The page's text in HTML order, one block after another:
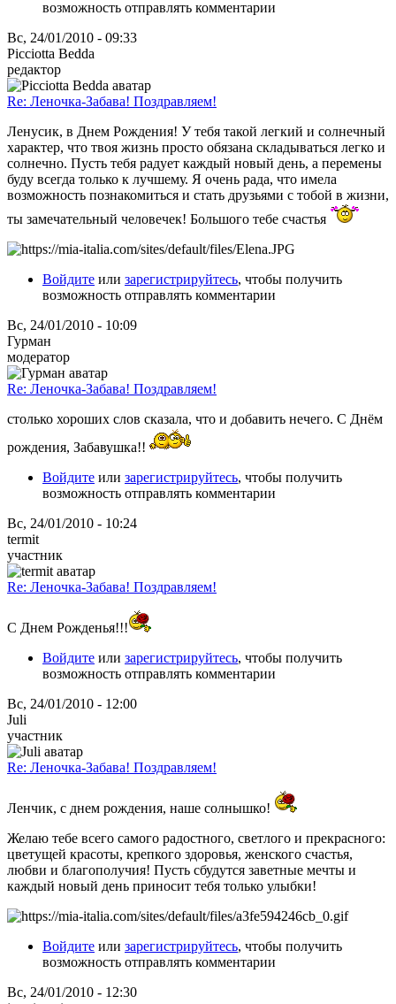
возможность отправлять комментарии
Вс, 24/01/2010 - 09:33
Picciotta Bedda
редактор
Re: Леночка-Забава! Поздравляем!
Ленусик, в Днем Рождения! У тебя такой легкий и солнечный
характер, что твоя жизнь просто обязана складываться легко и
солнечно. Пусть тебя радует каждый новый день, а перемены
буду всегда только к лучшему. Я очень рада, что имела
возможность познакомиться и стать друзьями с тобой в жизни,
ты замечательный человечек! Большого тебе счастья
Войдите или зарегистрируйтесь, чтобы получить
возможность отправлять комментарии
Вс, 24/01/2010 - 10:09
Гурман
модератор
Re: Леночка-Забава! Поздравляем!
столько хороших слов сказала, что и добавить нечего. С Днём
рождения, Забавушка!!
Войдите или зарегистрируйтесь, чтобы получить
возможность отправлять комментарии
Вс, 24/01/2010 - 10:24
termit
участник
Re: Леночка-Забава! Поздравляем!
С Днем Рожденья!!!
Войдите или зарегистрируйтесь, чтобы получить
возможность отправлять комментарии
Вс, 24/01/2010 - 12:00
Juli
участник
Re: Леночка-Забава! Поздравляем!
Ленчик, с днем рождения, наше солнышко!
Желаю тебе всего самого радостного, светлого и прекрасного:
цветущей красоты, крепкого здоровья, женского счастья,
любви и благополучия! Пусть сбудутся заветные мечты и
каждый новый день приносит тебя только улыбки!
Войдите или зарегистрируйтесь, чтобы получить
возможность отправлять комментарии
Вс, 24/01/2010 - 12:30